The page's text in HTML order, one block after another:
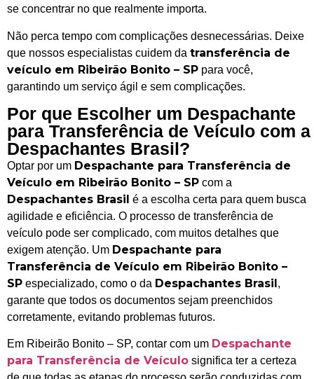
se concentrar no que realmente importa.
Não perca tempo com complicações desnecessárias. Deixe
que nossos especialistas cuidem da transferência de
veículo em Ribeirão Bonito – SP para você,
garantindo um serviço ágil e sem complicações.
Por que Escolher um Despachante
para Transferência de Veículo com a
Despachantes Brasil?
Optar por um Despachante para Transferência de
Veículo em Ribeirão Bonito – SP com a
Despachantes Brasil é a escolha certa para quem busca
agilidade e eficiência. O processo de transferência de
veículo pode ser complicado, com muitos detalhes que
exigem atenção. Um Despachante para
Transferência de Veículo em Ribeirão Bonito –
SP especializado, como o da Despachantes Brasil,
garante que todos os documentos sejam preenchidos
corretamente, evitando problemas futuros.
Em Ribeirão Bonito – SP, contar com um Despachante
para Transferência de Veículo significa ter a certeza